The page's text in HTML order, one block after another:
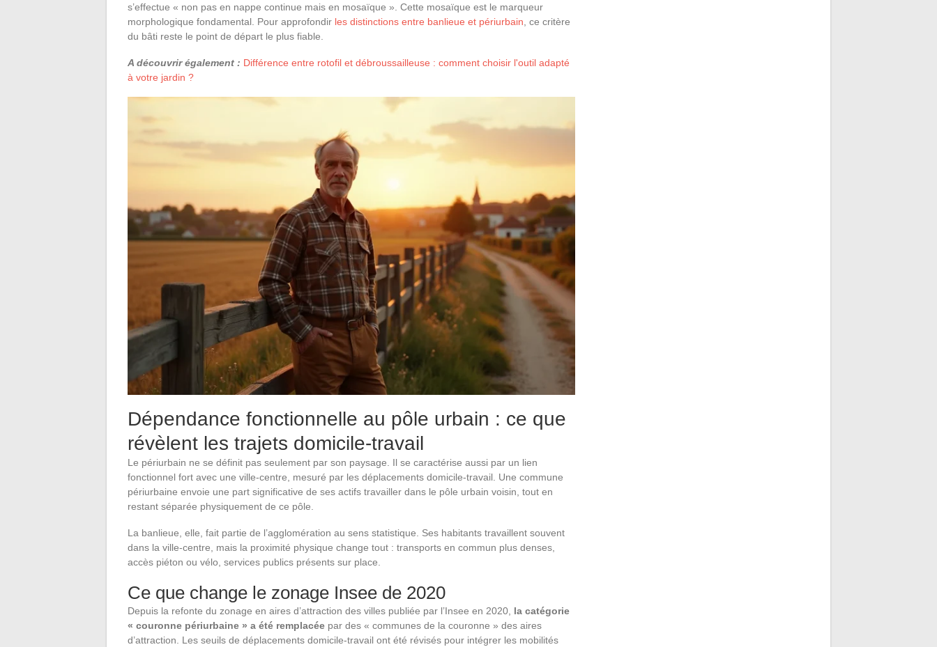
s’effectue « non pas en nappe continue mais en mosaïque ». Cette mosaïque est le marqueur
morphologique fondamental. Pour approfondir les distinctions entre banlieue et périurbain , ce critère
du bâti reste le point de départ le plus fiable.
A découvrir également : Différence entre rotofil et débroussailleuse : comment choisir l'outil adapté
à votre jardin ?
Dépendance fonctionnelle au pôle urbain : ce que
révèlent les trajets domicile-travail
Le périurbain ne se définit pas seulement par son paysage. Il se caractérise aussi par un lien
fonctionnel fort avec une ville-centre, mesuré par les déplacements domicile-travail. Une commune
périurbaine envoie une part significative de ses actifs travailler dans le pôle urbain voisin, tout en
restant séparée physiquement de ce pôle.
La banlieue, elle, fait partie de l’agglomération au sens statistique. Ses habitants travaillent souvent
dans la ville-centre, mais la proximité physique change tout : transports en commun plus denses,
accès piéton ou vélo, services publics présents sur place.
Ce que change le zonage Insee de 2020
Depuis la refonte du zonage en aires d’attraction des villes publiée par l’Insee en 2020, la catégorie
« couronne périurbaine » a été remplacée par des « communes de la couronne » des aires
d’attraction. Les seuils de déplacements domicile-travail ont été révisés pour intégrer les mobilités